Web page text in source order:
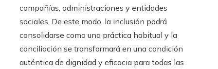
compañías, administraciones y entidades
sociales. De este modo, la inclusión podrá
consolidarse como una práctica habitual y la
conciliación se transformará en una condición
auténtica de dignidad y eficacia para todas las